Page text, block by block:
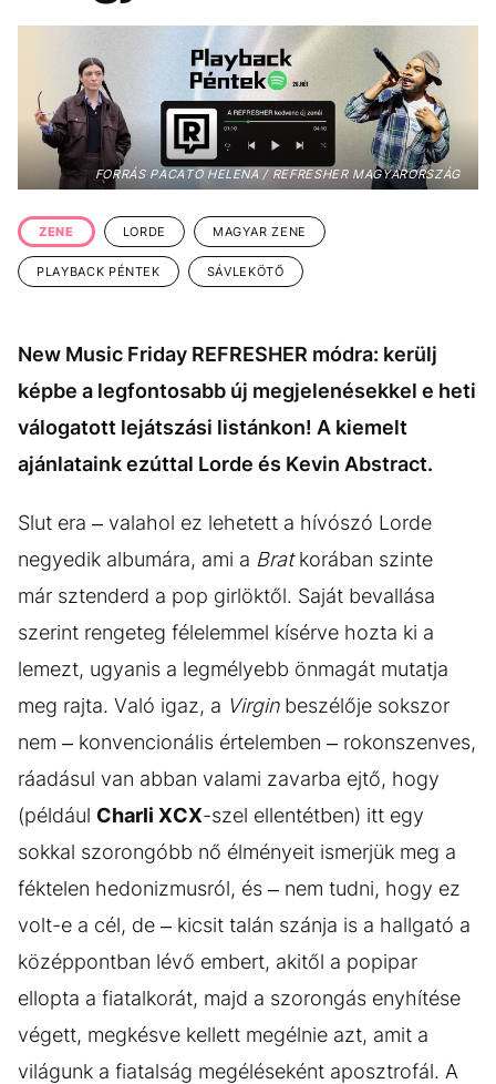
KÖZÉLET
DESIGN
BESZÉLGETÉSEK ARCOK
VIDEÓ TÖRTÉNETEK
GASZTRO
FORRÁS PACATO HELENA / REFRESHER MAGYARORSZÁG
ZENE LORDE MAGYAR ZENE
PLAYBACK PÉNTEK SÁVLEKÖTŐ
New Music Friday REFRESHER módra: kerülj
képbe a legfontosabb új megjelenésekkel e heti
válogatott lejátszási listánkon! A kiemelt
ajánlataink ezúttal Lorde és Kevin Abstract.
Slut era – valahol ez lehetett a hívószó Lorde
negyedik albumára, ami a Bratkorában szinte
már sztenderd a pop girlöktől. Saját bevallása
szerint rengeteg félelemmel kísérve hozta ki a
lemezt, ugyanis a legmélyebb önmagát mutatja
meg rajta. Való igaz, a Virgin beszélője sokszor
nem – konvencionális értelemben – rokonszenves,
ráadásul van abban valami zavarba ejtő, hogy
(például Charli XCX-szel ellentétben) itt egy
sokkal szorongóbb nő élményeit ismerjük meg a
féktelen hedonizmusról, és – nem tudni, hogy ez
volt-e a cél, de – kicsit talán szánja is a hallgató a
középpontban lévő embert, akitől a popipar
ellopta a fiatalkorát, majd a szorongás enyhítése
végett, megkésve kellett megélnie azt, amit a
világunk a fiatalság megéléseként aposztrofál. A